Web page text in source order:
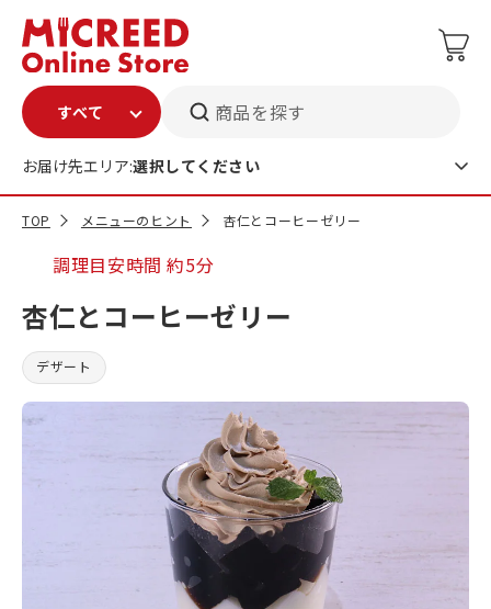
商品を探す
お届け先エリア:選択してください
TOP メニューのヒント 杏仁とコーヒーゼリー
調理目安時間約5分
杏仁とコーヒーゼリー
デザート